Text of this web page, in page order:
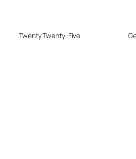
Twenty Twenty-Five